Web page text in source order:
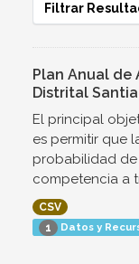
Filtrar
Plan Anual de
Distrital
El principal
es permitir que
probabilidad
competencia a
CSV
1 Datos y